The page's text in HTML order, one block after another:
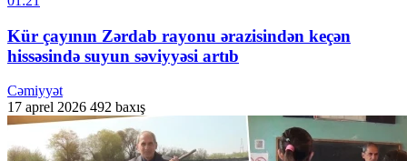
Kür çayının Zərdab rayonu ərazisindən keçən
hissəsində suyun səviyyəsi artıb
Cəmiyyət
17 aprel 2026 492 baxış